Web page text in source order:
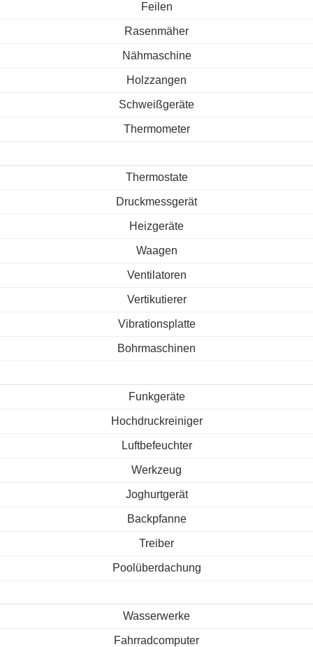
Feilen
Rasenmäher
Nähmaschine
Holzzangen
Schweißgeräte
Thermometer
Thermostate
Druckmessgerät
Heizgeräte
Waagen
Ventilatoren
Vertikutierer
Vibrationsplatte
Bohrmaschinen
Funkgeräte
Hochdruckreiniger
Luftbefeuchter
Werkzeug
Joghurtgerät
Backpfanne
Treiber
Poolüberdachung
Wasserwerke
Fahrradcomputer